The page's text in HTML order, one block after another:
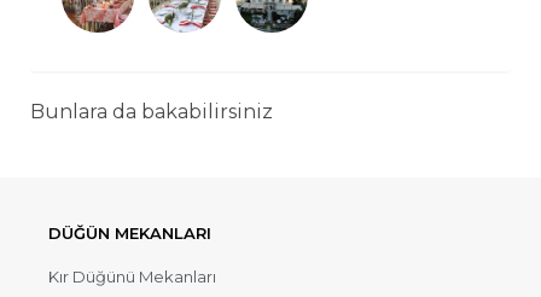
Bunlara da bakabilirsiniz
DÜĞÜN MEKANLARI
Kır Düğünü Mekanları